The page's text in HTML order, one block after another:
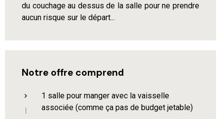
du couchage au dessus de la salle pour ne prendre
aucun risque sur le départ...
Notre offre comprend
1 salle pour manger avec la vaisselle
associée (comme ça pas de budget jetable)